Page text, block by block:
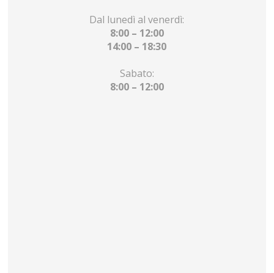
Dal lunedì al venerdì:
8:00 – 12:00
14:00 – 18:30
Sabato:
8:00 – 12:00